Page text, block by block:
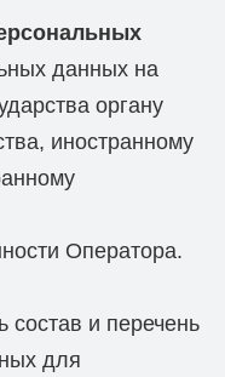
данных на
органу
иностранному
Оператора.
состав и перечень
для